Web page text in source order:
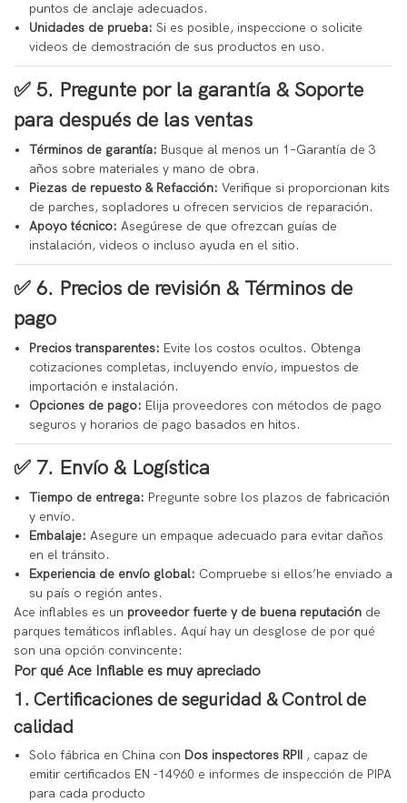
puntos de anclaje adecuados.
Unidades de prueba: Si es posible, inspeccione o solicite
videos de demostración de sus productos en uso.
✅ 5. Pregunte por la garantía & Soporte
para después de las ventas
Términos de garantía: Busque al menos un 1–Garantía de 3
años sobre materiales y mano de obra.
Piezas de repuesto & Refacción: Verifique si proporcionan kits
de parches, sopladores u ofrecen servicios de reparación.
Apoyo técnico: Asegúrese de que ofrezcan guías de
instalación, videos o incluso ayuda en el sitio.
✅ 6. Precios de revisión & Términos de
pago
Precios transparentes: Evite los costos ocultos. Obtenga
cotizaciones completas, incluyendo envío, impuestos de
importación e instalación.
Opciones de pago: Elija proveedores con métodos de pago
seguros y horarios de pago basados ​​en hitos.
✅ 7. Envío & Logística
Tiempo de entrega: Pregunte sobre los plazos de fabricación
y envío.
Embalaje: Asegure un empaque adecuado para evitar daños
en el tránsito.
Experiencia de envío global: Compruebe si ellos’he enviado a
su país o región antes.
Ace inflables es un proveedor fuerte y de buena reputación de
parques temáticos inflables. Aquí hay un desglose de por qué
son una opción convincente:
Por qué Ace Inflable es muy apreciado
1. Certificaciones de seguridad & Control de
calidad
Solo fábrica en China con Dos inspectores RPII , capaz de
emitir certificados EN -14960 e informes de inspección de PIPA
para cada producto